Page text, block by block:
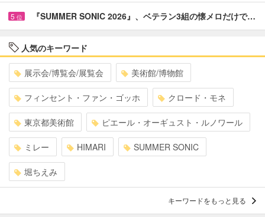
5 位 『SUMMER SONIC 2026』、ベテラン3組の懐メロだけで…
人気のキーワード
展示会/博覧会/展覧会 美術館/博物館
フィンセント・ファン・ゴッホ クロード・モネ
東京都美術館 ピエール・オーギュスト・ルノワール
ミレー HIMARI SUMMER SONIC
堀ちえみ
キーワードをもっと見る